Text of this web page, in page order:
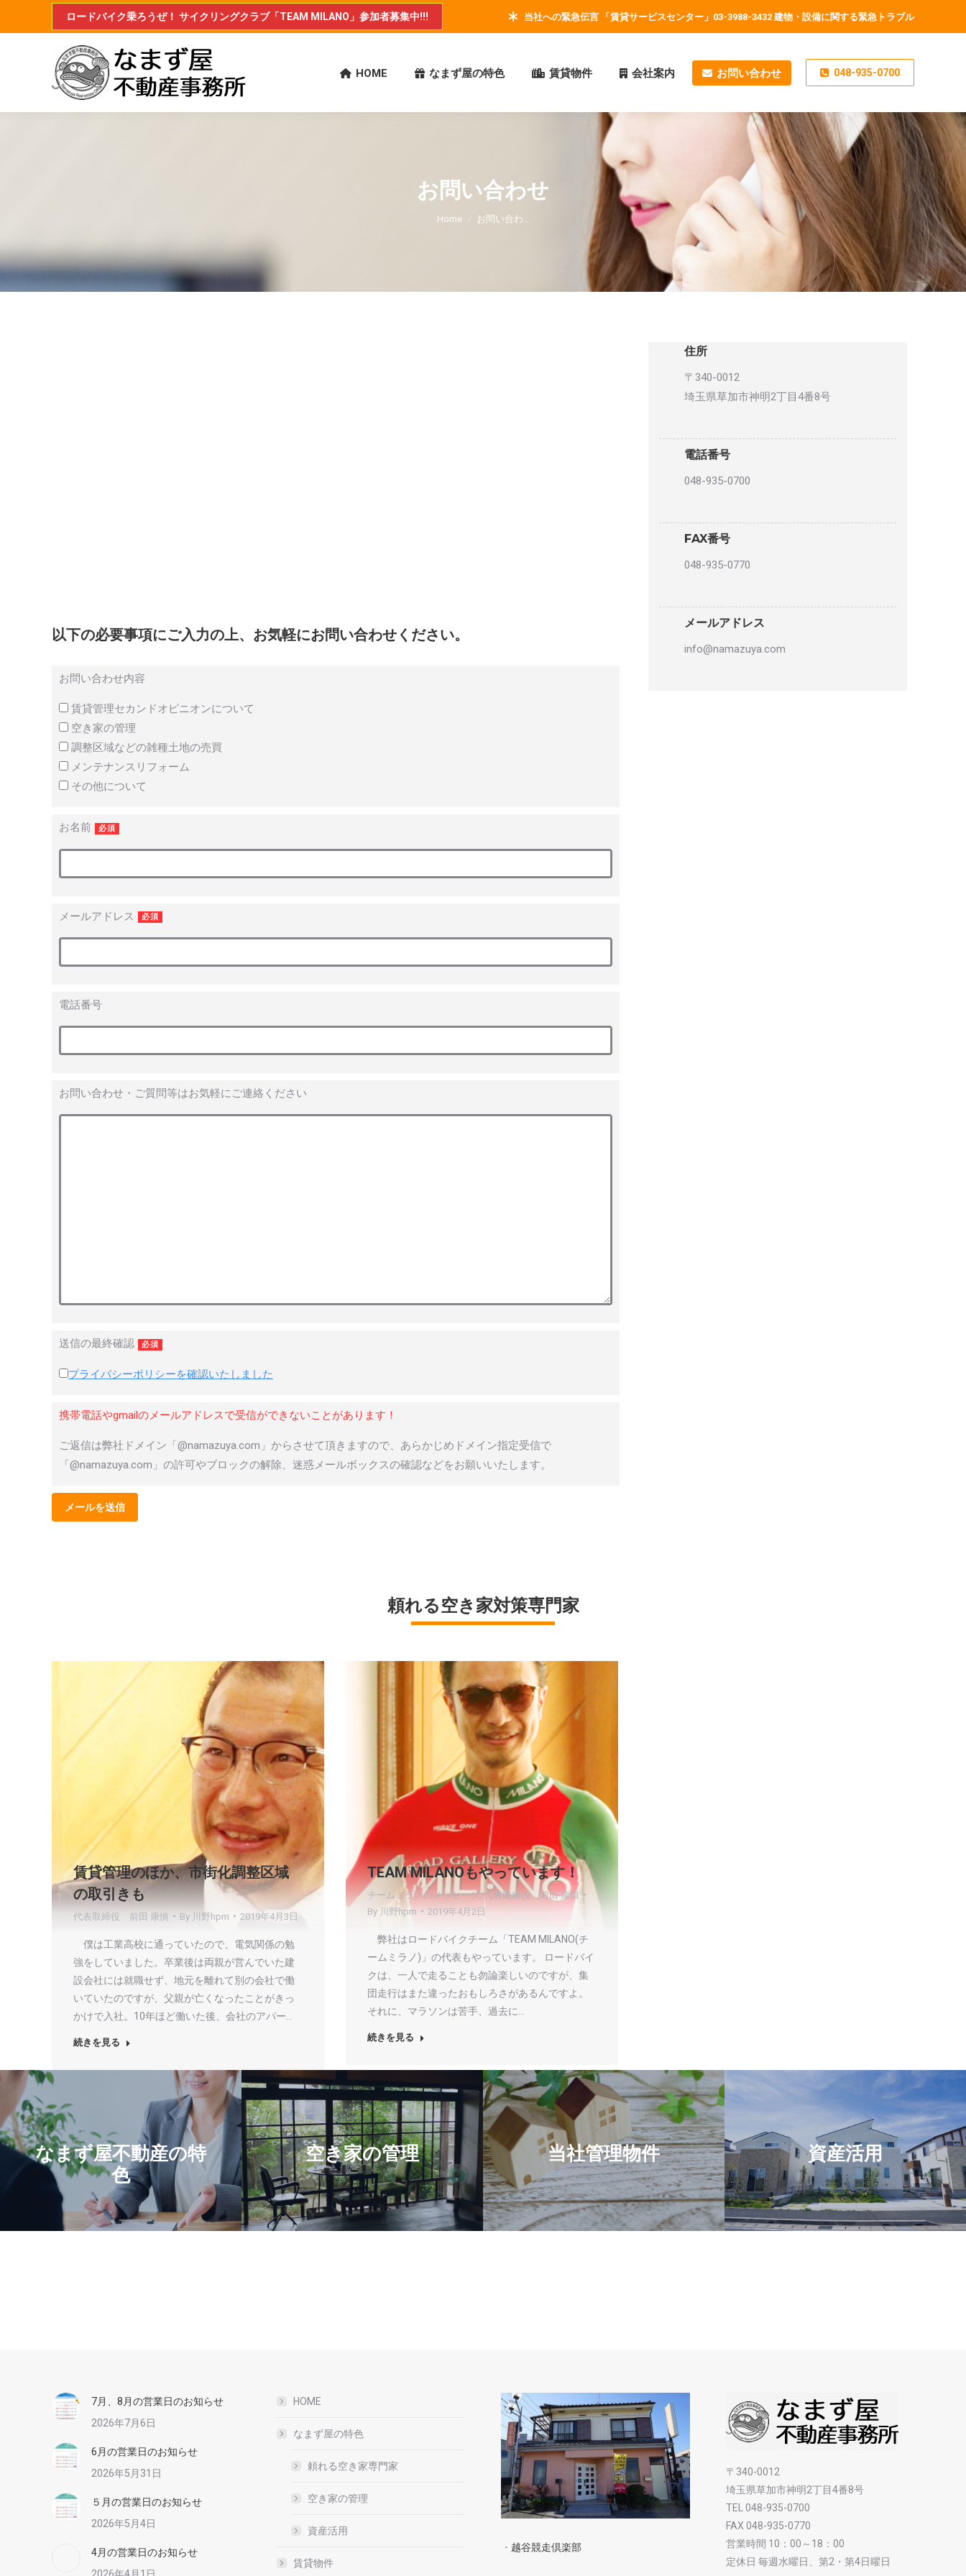
ロードバイク乗ろうぜ！ サイクリングクラブ「TEAM MILANO」参加者募集中!!! 当社への緊急伝言 「賃貸サービスセンター」03-3988-3432 建物・設備に関する緊急トラブル
HOME なまず屋の特色 賃貸物件 会社案内 お問い合わせ 048-935-0700
お問い合わせ
You are here:
Home お問い合わ…
以下の必要事項にご入力の上、お気軽にお問い合わせください。
お問い合わせ内容
賃貸管理セカンドオピニオンについて
空き家の管理
調整区域などの雑種土地の売買
メンテナンスリフォーム
その他について
お名前 必須
メールアドレス 必須
電話番号
お問い合わせ・ご質問等はお気軽にご連絡ください
送信の最終確認 必須
プライバシーポリシーを確認いたしました
携帯電話やgmailのメールアドレスで受信ができないことがあります！
ご返信は弊社ドメイン「@namazuya.com」からさせて頂きますので、あらかじめドメイン指定受信で
「@namazuya.com」の許可やブロックの解除、迷惑メールボックスの確認などをお願いいたします。
住所
〒340-0012
埼玉県草加市神明2丁目4番8号
電話番号
048-935-0700
FAX番号
048-935-0770
メールアドレス
info@namazuya.com
頼れる空き家対策専門家
賃貸管理のほか、市街化調整区域
の取引きも
代表取締役 前田 康慎 By 川野hpm 2019年4月3日
僕は工業高校に通っていたので、電気関係の勉
強をしていました。卒業後は両親が営んでいた建
設会社には就職せず、地元を離れて別の会社で働
いていたのですが、父親が亡くなったことがきっ
かけで入社。10年ほど働いた後、会社のアパー…
続きを見る
TEAM MILANOもやっています！
チームミラノのメッセージ,代表取締役 前田 康慎
By 川野hpm 2019年4月2日
弊社はロードバイクチーム「TEAM MILANO(チ
ームミラノ)」の代表もやっています。 ロードバイ
クは、一人で走ることも勿論楽しいのですが、集
団走行はまた違ったおもしろさがあるんですよ。
それに、マラソンは苦手、過去に…
続きを見る
なまず屋不動産の特
色
空き家の管理 当社管理物件 資産活用
7月、8月の営業日のお知らせ
2026年7月6日
6月の営業日のお知らせ
2026年5月31日
５月の営業日のお知らせ
2026年5月4日
4月の営業日のお知らせ
2026年4月1日
HOME
なまず屋の特色
頼れる空き家専門家
空き家の管理
資産活用
賃貸物件
・ 越谷競走倶楽部
〒340-0012
埼玉県草加市神明2丁目4番8号
TEL 048-935-0700
FAX 048-935-0770
営業時間 10：00～18：00
定休日 毎週水曜日、第2・第4日曜日